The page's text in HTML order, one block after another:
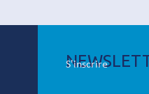
S'inscrire